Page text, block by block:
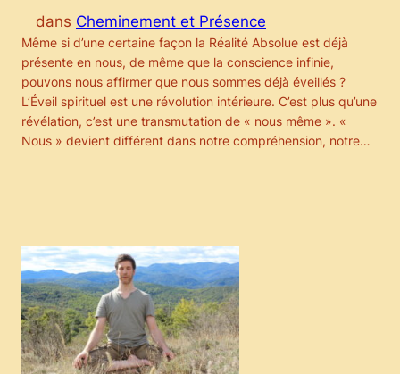
dans Cheminement et Présence
Même si d’une certaine façon la Réalité Absolue est déjà
présente en nous, de même que la conscience infinie,
pouvons nous affirmer que nous sommes déjà éveillés ?
L’Éveil spirituel est une révolution intérieure. C’est plus qu’une
révélation, c’est une transmutation de « nous même ». «
Nous » devient différent dans notre compréhension, notre…